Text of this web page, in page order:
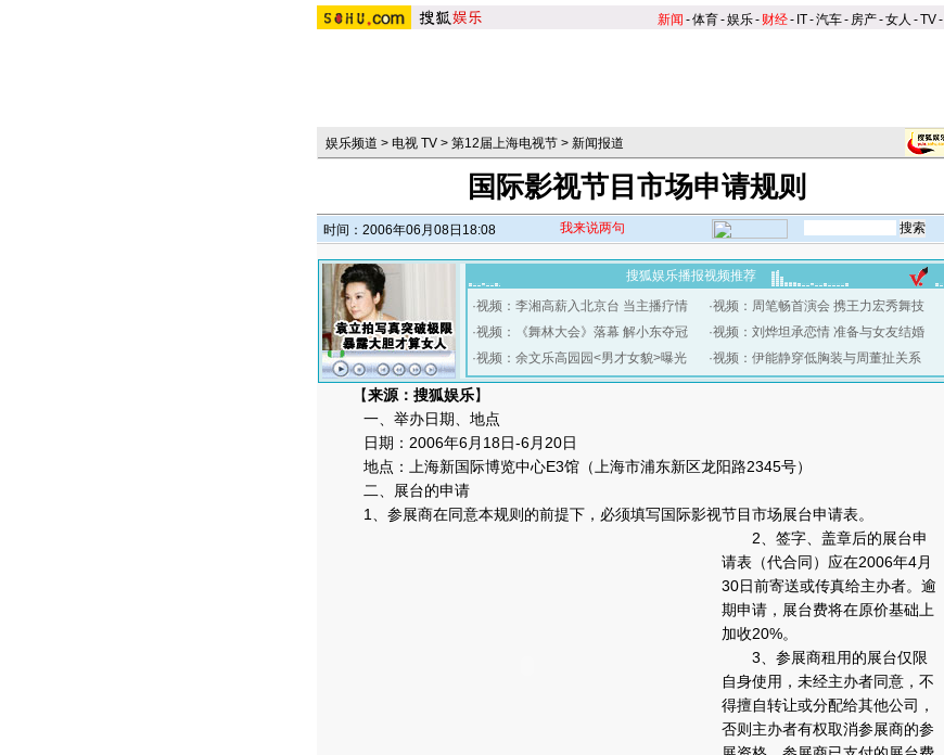
新闻 -体育-娱乐- 财经- IT-汽车- 房产-女人 -TV-
娱乐频道 > 电视 TV > 第12届上海电视节 > 新闻报道
国际影视节目市场申请规则
时间：2006年06月08日18:08 我来说两句
搜狐娱乐播报视频推荐
·视频：李湘高薪入北京台 当主播疗情
·视频：《舞林大会》落幕 解小东夺冠
·视频：余文乐高园园<男才女貌>曝光
·视频：周笔畅首演会 携王力宏秀舞技
·视频：刘烨坦承恋情 准备与女友结婚
·视频：伊能静穿低胸装与周董扯关系
【来源：搜狐娱乐】
一、举办日期、地点
日期：2006年6月18日-6月20日
地点：上海新国际博览中心E3馆（上海市浦东新区龙阳路2345号）
二、展台的申请
1、参展商在同意本规则的前提下，必须填写国际影视节目市场展台申请表。
2、签字、盖章后的展台申
请表（代合同）应在2006年4月
30日前寄送或传真给主办者。逾
期申请，展台费将在原价基础上
加收20%。
3、参展商租用的展台仅限
自身使用，未经主办者同意，不
得擅自转让或分配给其他公司，
否则主办者有权取消参展商的参